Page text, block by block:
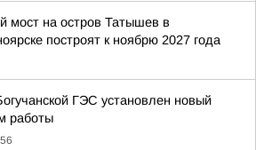
мост на остров Татышев в
построят к ноябрю 2027 года
ГЭС установлен новый
работы